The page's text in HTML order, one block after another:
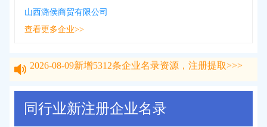
山西潞侯商贸有限公司
查看更多企业>>
2026-08-09新增5312条企业名录资源，注册提取>>>
同行业新注册企业名录